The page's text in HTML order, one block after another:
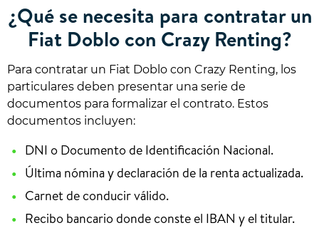
¿Qué se necesita para contratar un
Fiat Doblo con Crazy Renting?
Para contratar un Fiat Doblo con Crazy Renting, los
particulares deben presentar una serie de
documentos para formalizar el contrato. Estos
documentos incluyen:
DNI o Documento de Identificación Nacional.
Última nómina y declaración de la renta actualizada.
Carnet de conducir válido.
Recibo bancario donde conste el IBAN y el titular.